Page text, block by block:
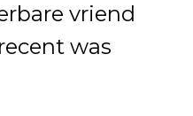
vriend
was